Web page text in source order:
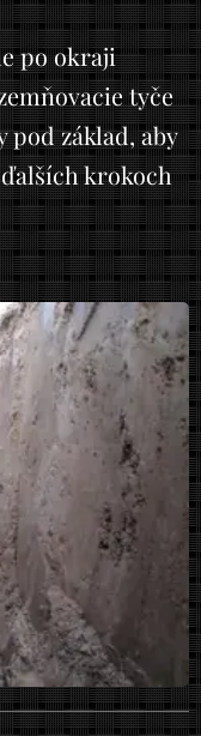
po okraji
tyče
pod základ, aby
krokoch